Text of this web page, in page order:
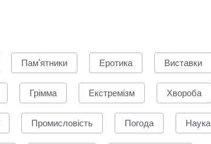
Пам'ятники Еротика Виставки
Грімма Екстремізм Хвороба
Промисловість Погода Наука